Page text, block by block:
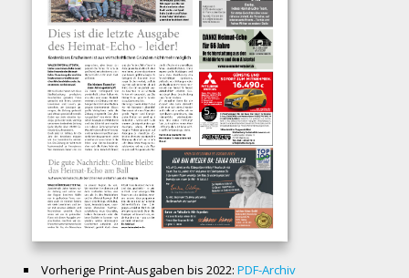
Vorherige Print-Ausgaben bis 2022: PDF-Archiv